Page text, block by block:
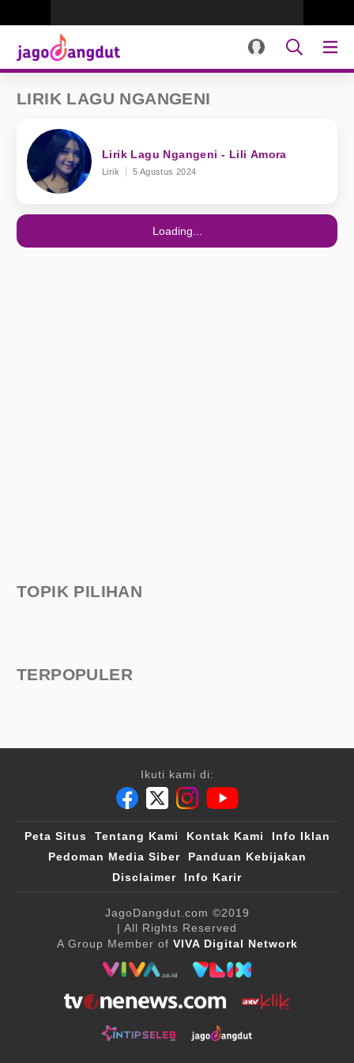
LIRIK LAGU NGANGENI
Lirik Lagu Ngangeni - Lili Amora
Lirik 5 Agustus 2024
Loading...
TOPIK PILIHAN
TERPOPULER
Ikuti kami di:
Peta Situs Tentang Kami Kontak Kami
Info Iklan
Pedoman Media Siber
Panduan Kebijakan
Disclaimer
Info Karir
JagoDangdut.com ©2019
| All Rights Reserved
A Group Member of VIVA Digital Network